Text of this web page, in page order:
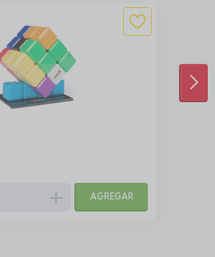
add AGREGAR